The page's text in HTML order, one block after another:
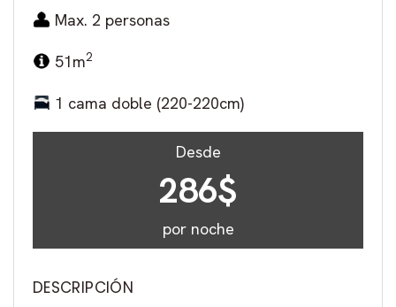
Max. 2 personas
51m2
1 cama doble (220-220cm)
Desde
286$
por noche
DESCRIPCIÓN